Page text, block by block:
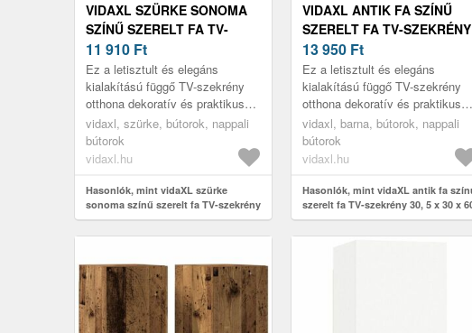
VIDAXL SZÜRKE SONOMA
SZÍNŰ SZERELT FA TV-
SZEKRÉNY 30, 5 X 30 X 60
CM
11 910 Ft
Ez a letisztult és elegáns
kialakítású függő TV-szekrény
otthona dekoratív és praktikus
kiegészítője lesz.
vidaxl, szürke, bútorok, nappali
bútorok
vidaxl.hu
Hasonlók, mint vidaXL szürke
sonoma színű szerelt fa TV-szekrény
30, 5 x 30 x 60 cm
VIDAXL ANTIK FA SZÍNŰ
SZERELT FA TV-SZEKRÉNY
30, 5 X 30 X 60 CM
13 950 Ft
Ez a letisztult és elegáns
kialakítású függő TV-szekrény
otthona dekoratív és praktikus
kiegészítője lesz.
vidaxl, barna, bútorok, nappali
bútorok
vidaxl.hu
Hasonlók, mint vidaXL antik fa
szerelt fa TV-szekrény 30, 5 x 30 x
cm